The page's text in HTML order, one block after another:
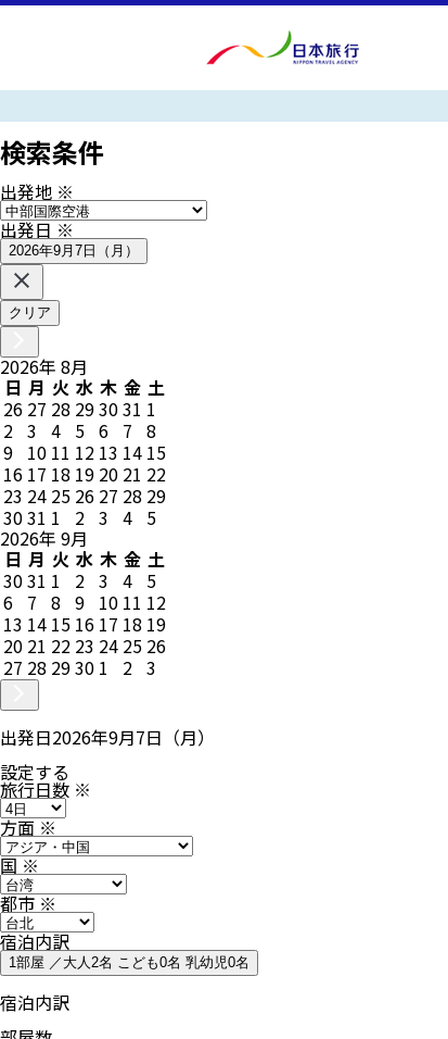
検索条件
出発地 ※
出発日※
2026年9月7日（月）
クリア
2026年 8月
日 月 火 水 木 金 土
26 27 28 293031 1
2 3 4 5 6 7 8
9 10 11 12 13 14 15
16 17 18 19 20 21 22
23 24 25 26 27 28 29
3031 1 2 3 4 5
2026年 9月
日 月 火 水 木 金 土
3031 1 2 3 4 5
6 7 8 9 10 11 12
13 14 15 16 17 18 19
20 21 22 23 24 25 26
27 28 2930 1 2 3
出発日2026年9月7日（月）
設定する
旅行日数 ※
方面※
国※
都市※
宿泊内訳
1部屋 ／大人2名 こども0名 乳幼児0名
宿泊内訳